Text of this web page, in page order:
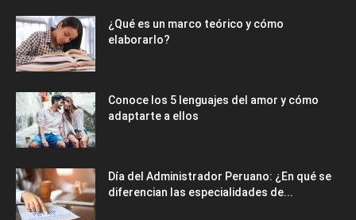
¿Qué es un marco teórico y cómo
elaborarlo?
Conoce los 5 lenguajes del amor y cómo
adaptarte a ellos
Día del Administrador Peruano: ¿En qué se
diferencian las especialidades de...